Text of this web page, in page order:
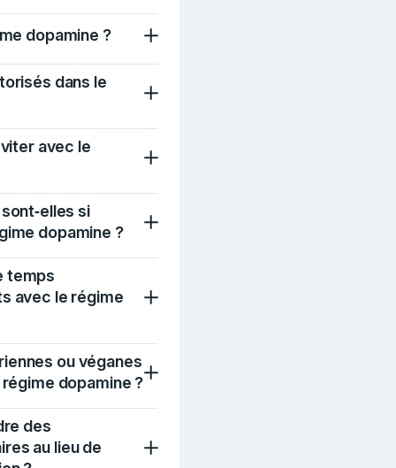
dopamine ?
dans le
avec le
si
dopamine ?
temps
avec le régime
ou véganes
dopamine ?
des
au lieu de